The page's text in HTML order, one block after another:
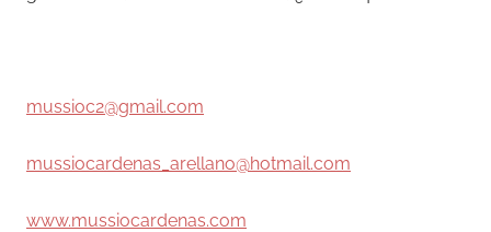
mussioc2@gmail.com
mussiocardenas_arellano@hotmail.com
www.mussiocardenas.com